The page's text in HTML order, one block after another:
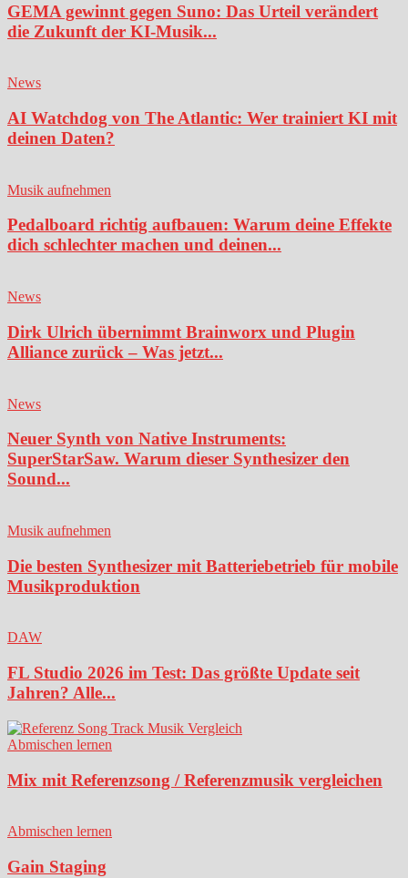
GEMA gewinnt gegen Suno: Das Urteil verändert
die Zukunft der KI-Musik...
News
AI Watchdog von The Atlantic: Wer trainiert KI mit
deinen Daten?
Musik aufnehmen
Pedalboard richtig aufbauen: Warum deine Effekte
dich schlechter machen und deinen...
News
Dirk Ulrich übernimmt Brainworx und Plugin
Alliance zurück – Was jetzt...
News
Neuer Synth von Native Instruments:
SuperStarSaw. Warum dieser Synthesizer den
Sound...
Musik aufnehmen
Die besten Synthesizer mit Batteriebetrieb für mobile
Musikproduktion
DAW
FL Studio 2026 im Test: Das größte Update seit
Jahren? Alle...
Abmischen lernen
Mix mit Referenzsong / Referenzmusik vergleichen
Abmischen lernen
Gain Staging